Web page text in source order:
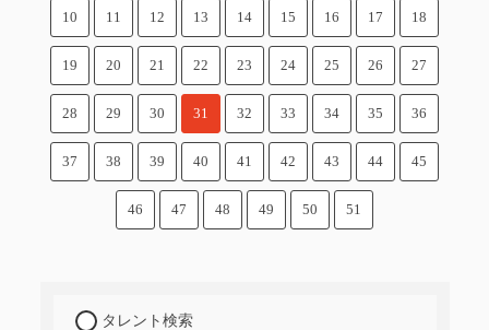
10 11 12 13 14 15 16 17 18
19 20 21 22 23 24 25 26 27
28 29 30 31 32 33 34 35 36
37 38 39 40 41 42 43 44 45
46 47 48 49 50 51
タレント検索